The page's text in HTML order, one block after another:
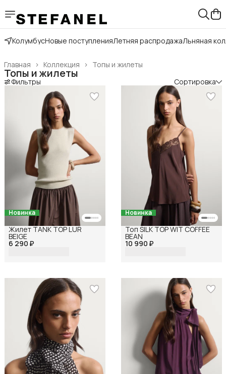
КолумбусНовые поступленияЛетняя распродажаЛьняная
Топы и жилеты
Коллекция ›
Главная ›
Топы и жилеты
Фильтры Сортировка
Новинка
6 290 ₽
Жилет TANK TOP LUR
BEIGE
Новинка
10 990 ₽
Топ SILK TOP WIT COFFEE
BEAN